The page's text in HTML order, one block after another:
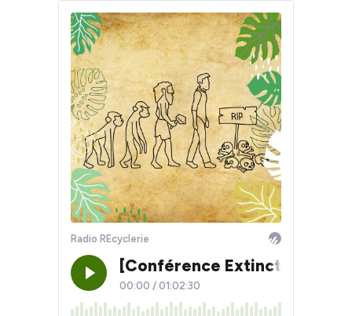
Radio REcyclerie
[Conférence Extinction
00:00 / 01:02:30